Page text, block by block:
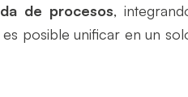
de procesos,
posible unificar en un